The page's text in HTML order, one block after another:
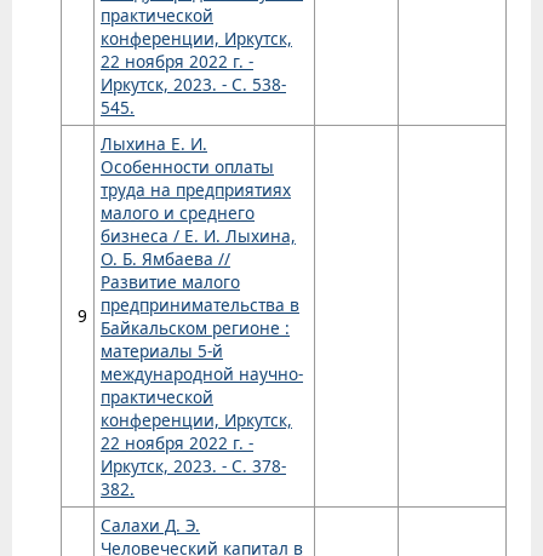
практической
конференции, Иркутск,
22 ноября 2022 г. -
Иркутск, 2023. - С. 538-
545.
9
Лыхина Е. И.
Особенности оплаты
труда на предприятиях
малого и среднего
бизнеса / Е. И. Лыхина,
О. Б. Ямбаева //
Развитие малого
предпринимательства в
Байкальском регионе :
материалы 5-й
международной научно-
практической
конференции, Иркутск,
22 ноября 2022 г. -
Иркутск, 2023. - С. 378-
382.
Салахи Д. Э.
Человеческий капитал в